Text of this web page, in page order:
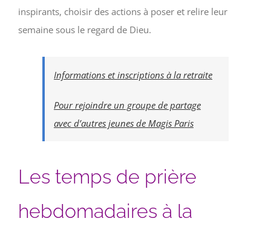
inspirants, choisir des actions à poser et relire leur
semaine sous le regard de Dieu.
Informations et inscriptions à la retraite
Pour rejoindre un groupe de partage
avec d’autres jeunes de Magis Paris
Les temps de prière
hebdomadaires à la